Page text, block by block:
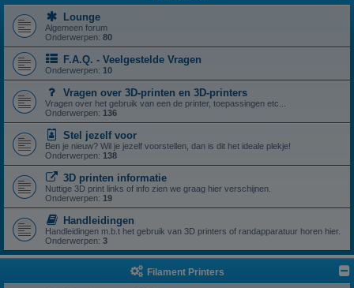
Lounge
Algemeen forum
Onderwerpen: 80
F.A.Q. - Veelgestelde Vragen
Onderwerpen: 10
Vragen over 3D-printen en 3D-printers
Vragen over het gebruik van een de printer, toepassingen etc...
Onderwerpen: 136
Stel jezelf voor
Ben je nieuw? Wil je jezelf voorstellen, dan is dit het ideale plekje!
Onderwerpen: 138
3D printen informatie
Nuttige 3D print links of info zien we graag hier verschijnen.
Onderwerpen: 19
Handleidingen
Handleidingen m.b.t het gebruik van 3D printers of randapparatuur horen hier.
Onderwerpen: 3
Filament Printers